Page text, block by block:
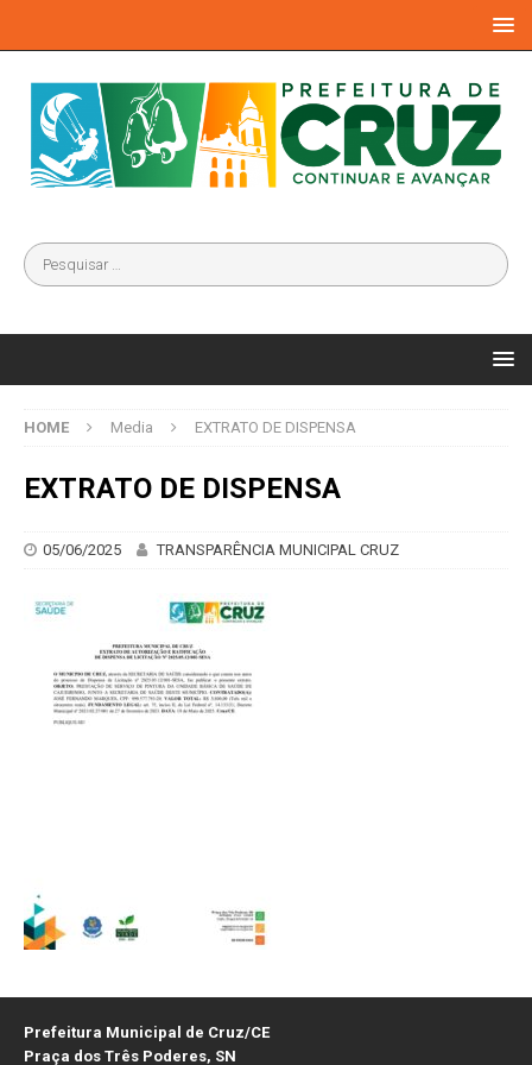
HOME Media EXTRATO DE DISPENSA
EXTRATO DE DISPENSA
05/06/2025 TRANSPARÊNCIA MUNICIPAL CRUZ
Prefeitura Municipal de Cruz/CE
Praça dos Três Poderes, SN